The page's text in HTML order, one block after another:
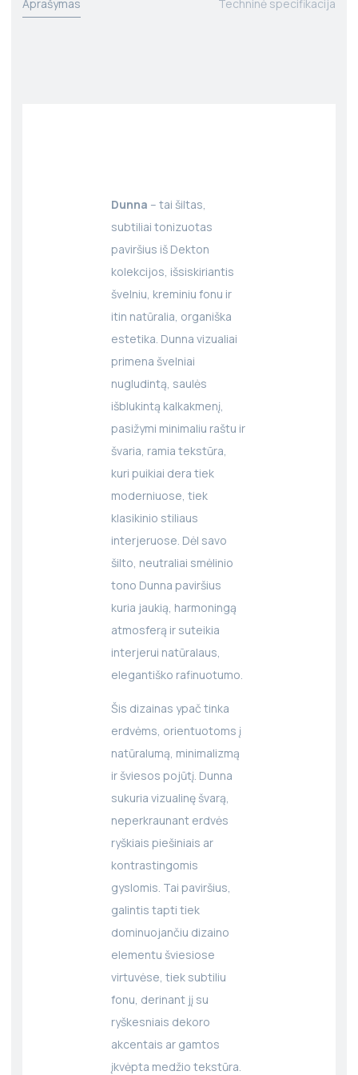
Aprašymas Techninė specifikacija
Dunna – tai šiltas,
subtiliai tonizuotas
paviršius iš Dekton
kolekcijos, išsiskiriantis
švelniu, kreminiu fonu ir
itin natūralia, organiška
estetika. Dunna vizualiai
primena švelniai
nugludintą, saulės
išblukintą kalkakmenį,
pasižymi minimaliu raštu ir
švaria, ramia tekstūra,
kuri puikiai dera tiek
moderniuose, tiek
klasikinio stiliaus
interjeruose. Dėl savo
šilto, neutraliai smėlinio
tono Dunna paviršius
kuria jaukią, harmoningą
atmosferą ir suteikia
interjerui natūralaus,
elegantiško rafinuotumo.
Šis dizainas ypač tinka
erdvėms, orientuotoms į
natūralumą, minimalizmą
ir šviesos pojūtį. Dunna
sukuria vizualinę švarą,
neperkraunant erdvės
ryškiais piešiniais ar
kontrastingomis
gyslomis. Tai paviršius,
galintis tapti tiek
dominuojančiu dizaino
elementu šviesiose
virtuvėse, tiek subtiliu
fonu, derinant jį su
ryškesniais dekoro
akcentais ar gamtos
įkvėpta medžio tekstūra.